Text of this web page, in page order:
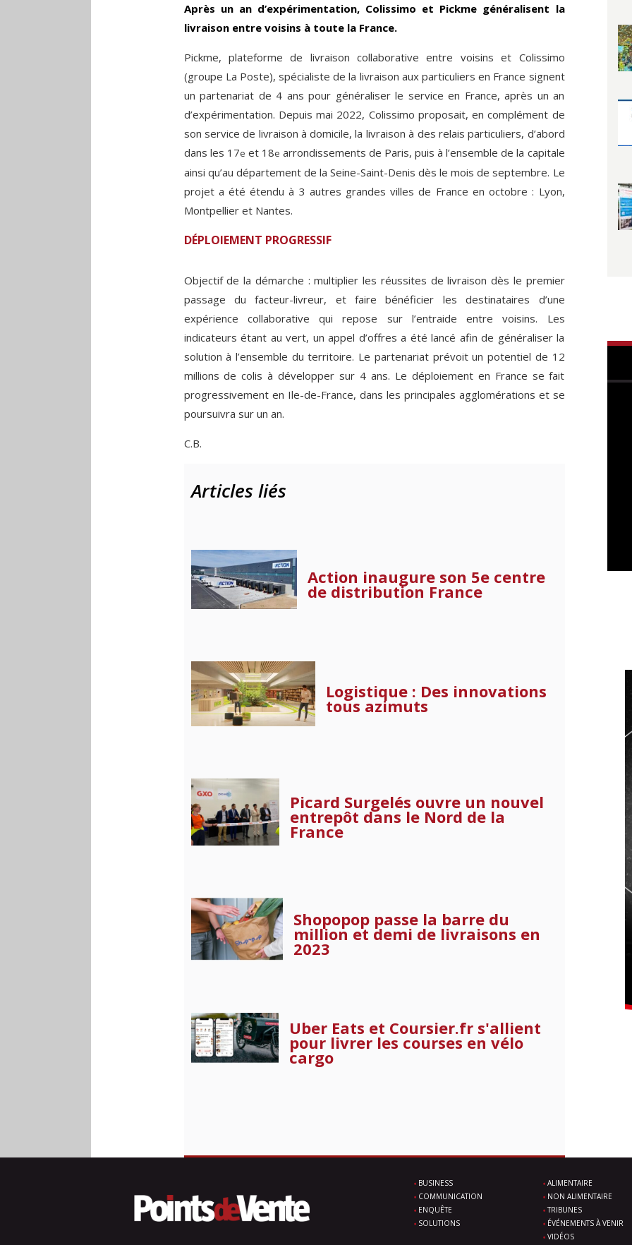
Après un an d’expérimentation, Colissimo et Pickme généralisent la
livraison entre voisins à toute la France.
Pickme, plateforme de livraison collaborative entre voisins et Colissimo
(groupe La Poste), spécialiste de la livraison aux particuliers en France signent
un partenariat de 4 ans pour généraliser le service en France, après un an
d’expérimentation. Depuis mai 2022, Colissimo proposait, en complément de
son service de livraison à domicile, la livraison à des relais particuliers, d’abord
dans les 17e et 18e arrondissements de Paris, puis à l’ensemble de la capitale
ainsi qu’au département de la Seine-Saint-Denis dès le mois de septembre. Le
projet a été étendu à 3 autres grandes villes de France en octobre : Lyon,
Montpellier et Nantes.
DÉPLOIEMENT PROGRESSIF
Objectif de la démarche : multiplier les réussites de livraison dès le premier
passage du facteur-livreur, et faire bénéficier les destinataires d’une
expérience collaborative qui repose sur l’entraide entre voisins. Les
indicateurs étant au vert, un appel d’offres a été lancé afin de généraliser la
solution à l’ensemble du territoire. Le partenariat prévoit un potentiel de 12
millions de colis à développer sur 4 ans. Le déploiement en France se fait
progressivement en Ile-de-France, dans les principales agglomérations et se
poursuivra sur un an.
C.B.
Articles liés
Action inaugure son 5e centre
de distribution France
Logistique : Des innovations
tous azimuts
Picard Surgelés ouvre un nouvel
entrepôt dans le Nord de la
France
Shopopop passe la barre du
million et demi de livraisons en
2023
Uber Eats et Coursier.fr s'allient
pour livrer les courses en vélo
cargo
BUSINESS
COMMUNICATION
ENQUÊTE
SOLUTIONS
ALIMENTAIRE
NON ALIMENTAIRE
TRIBUNES
ÉVÉNEMENTS À VENIR
VIDÉOS